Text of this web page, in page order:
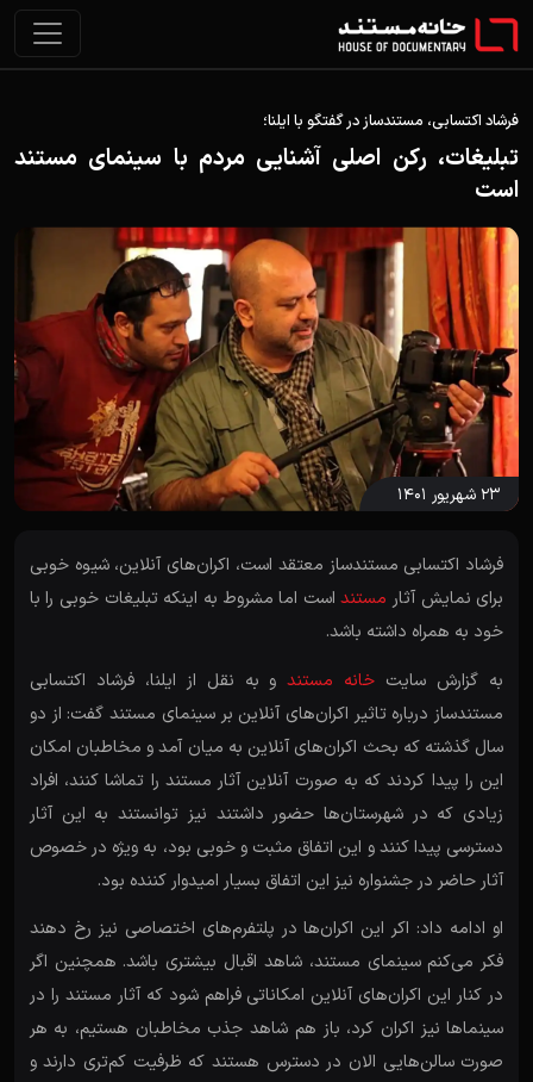
فرشاد اکتسابی، مستندساز در گفتگو با ایلنا؛
تبلیغات، رکن اصلی آشنایی مردم با سینمای مستند
است
۲۳ شهریور ۱۴۰۱
فرشاد اکتسابی مستندساز معتقد است، اکران‌های آنلاین، شیوه خوبی
برای نمایش آثار مستنداست اما مشروط به اینکه تبلیغات خوبی را با
خود به همراه داشته باشد.
به گزارش سایت خانه مستندو به نقل از ایلنا، فرشاد اکتسابی
مستندساز درباره تاثیر اکران‌های آنلاین بر سینمای مستند گفت: از دو
سال گذشته که بحث اکران‌های آنلاین به میان آمد و مخاطبان امکان
این را پیدا کردند که به صورت آنلاین آثار مستند را تماشا کنند، افراد
زیادی که در شهرستان‌ها حضور داشتند نیز توانستند به این آثار
دسترسی پیدا کنند و این اتفاق مثبت و خوبی بود، به ویژه در خصوص
آثار حاضر در جشنواره نیز این اتفاق بسیار امیدوار کننده بود.
او ادامه داد: اکر این اکران‌ها در پلتفرم‌های اختصاصی نیز رخ دهند
فکر می‌کنم سینمای مستند، شاهد اقبال بیشتری باشد. همچنین اگر
در کنار این اکران‌های آنلاین امکاناتی فراهم شود که آثار مستند را در
سینماها نیز اکران کرد، باز هم شاهد جذب مخاطبان هستیم، به هر
صورت سالن‌هایی الان در دسترس هستند که ظرفیت کم‌تری دارند و